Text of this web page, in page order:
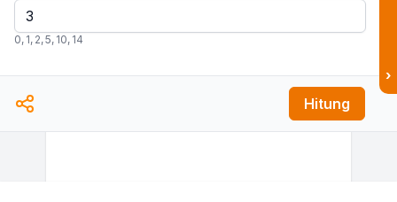
0, 1, 2,5, 10, 14
Hitung
›